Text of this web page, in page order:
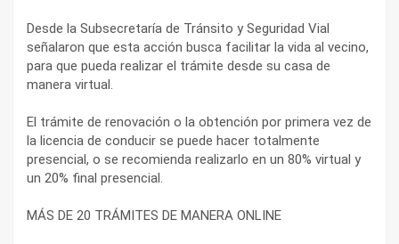
Desde la Subsecretaría de Tránsito y Seguridad Vial
señalaron que esta acción busca facilitar la vida al vecino,
para que pueda realizar el trámite desde su casa de
manera virtual.
El trámite de renovación o la obtención por primera vez de
la licencia de conducir se puede hacer totalmente
presencial, o se recomienda realizarlo en un 80% virtual y
un 20% final presencial.
MÁS DE 20 TRÁMITES DE MANERA ONLINE